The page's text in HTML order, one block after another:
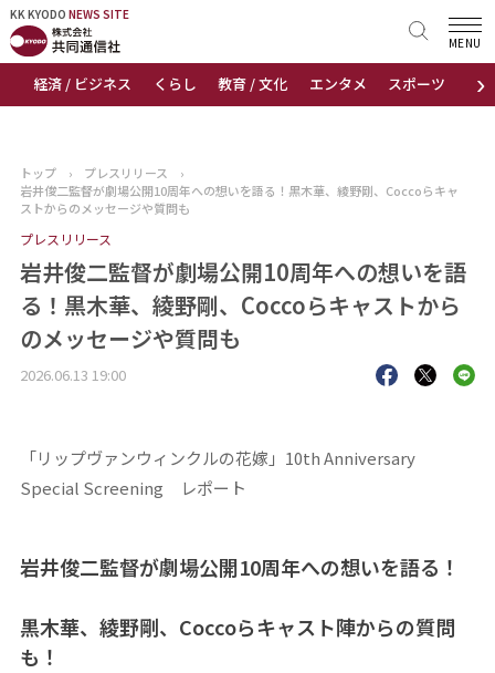
KK KYODO NEWS SITE
›
経済 / ビジネス くらし 教育 / 文化 エンタメ スポーツ 地域
MENU
KK KYODONEWS SITE
トップページ
ニュース
おすすめコンテンツ
出版物
会社概要
トップ › プレスリリース
›
岩井俊二監督が劇場公開10周年への想いを語る！黒木華、綾野剛、Coccoらキャ
ストからのメッセージや質問も
プレスリリース
岩井俊二監督が劇場公開10周年への想いを語
る！黒木華、綾野剛、Coccoらキャストから
のメッセージや質問も
2026.06.13 19:00
「リップヴァンウィンクルの花嫁」10th Anniversary
Special Screening レポート
岩井俊二監督が劇場公開10周年への想いを語る！
黒木華、綾野剛、Coccoらキャスト陣からの質問
も！